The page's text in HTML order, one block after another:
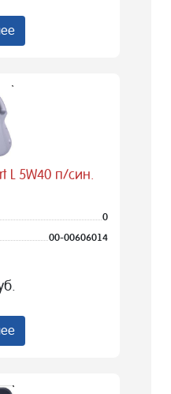
L 5W40 п/син.
0
00-00606014